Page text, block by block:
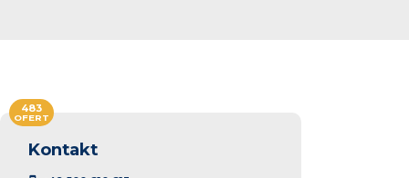
Kontakt
483
OFERT